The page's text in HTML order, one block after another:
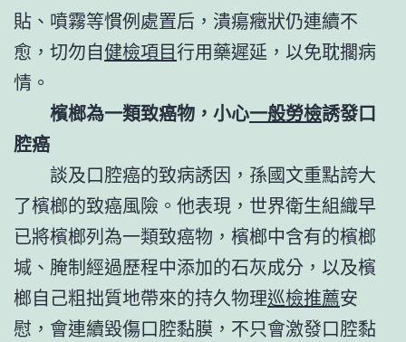
貼、噴霧等慣例處置后，潰瘍癥狀仍連續不
愈，切勿自健檢項目行用藥遲延，以免耽擱病
情。
檳榔為一類致癌物，小心一般勞檢誘發口
腔癌
談及口腔癌的致病誘因，孫國文重點誇大
了檳榔的致癌風險。他表現，世界衛生組織早
已將檳榔列為一類致癌物，檳榔中含有的檳榔
堿、腌制經過歷程中添加的石灰成分，以及檳
榔自己粗拙質地帶來的持久物理巡檢推薦安
慰，會連續毀傷口腔黏膜，不只會激發口腔黏